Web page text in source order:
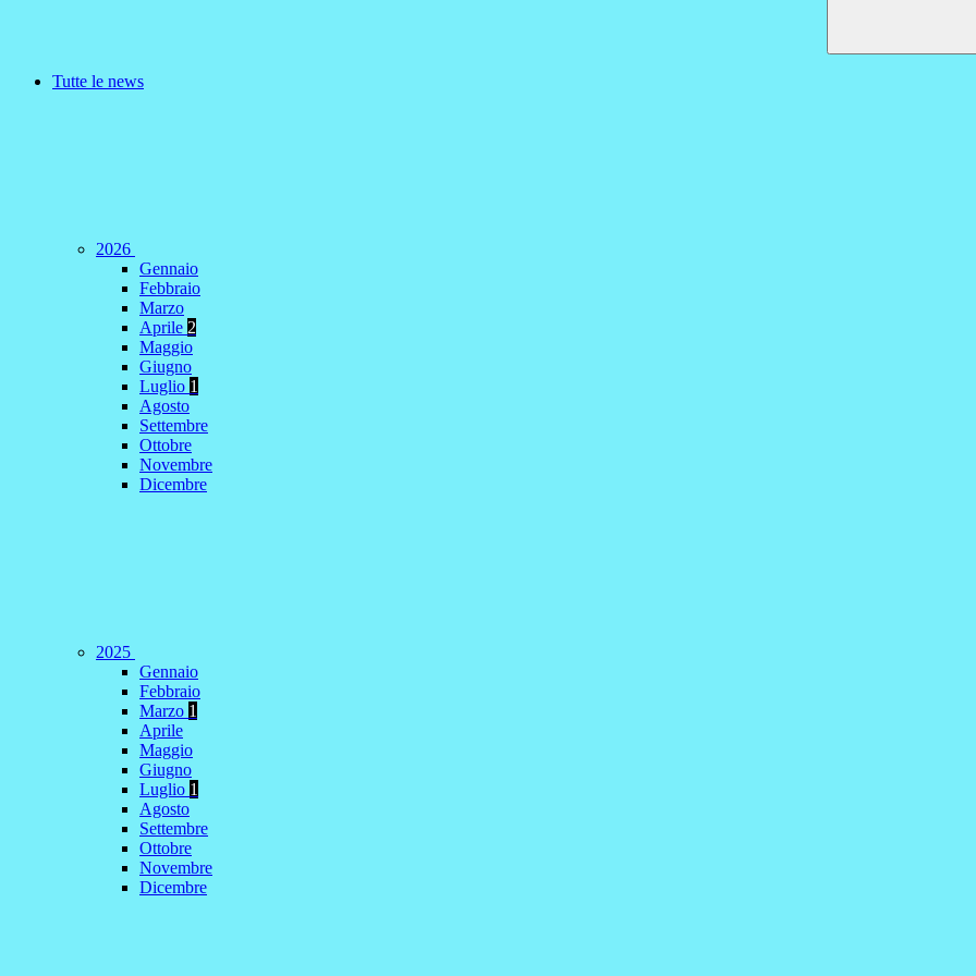
Tutte le news
2026
Gennaio
Febbraio
Marzo
Aprile 2
Maggio
Giugno
Luglio 1
Agosto
Settembre
Ottobre
Novembre
Dicembre
2025
Gennaio
Febbraio
Marzo 1
Aprile
Maggio
Giugno
Luglio 1
Agosto
Settembre
Ottobre
Novembre
Dicembre